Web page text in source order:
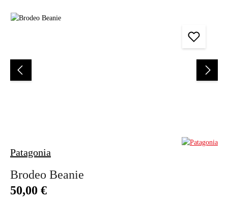
Bildergalerie überspringen
Patagonia
Brodeo Beanie
Regulärer Preis:
50,00 €